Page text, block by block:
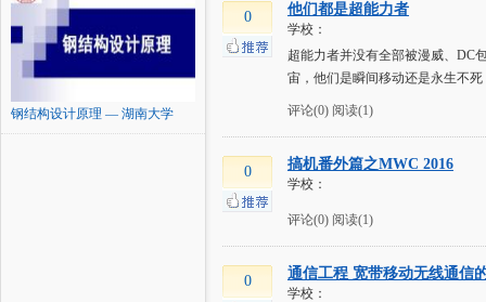
钢结构设计原理 — 湖南大学
0 他们都是超能力者
学校：
超能力者并没有全部被漫威、DC
宙，他们是瞬间移动还是永生不
评论(0) 阅读(1)
0 搞机番外篇之MWC 2016
学校：
评论(0) 阅读(1)
0 通信工程 宽带移动无线通信
学校：